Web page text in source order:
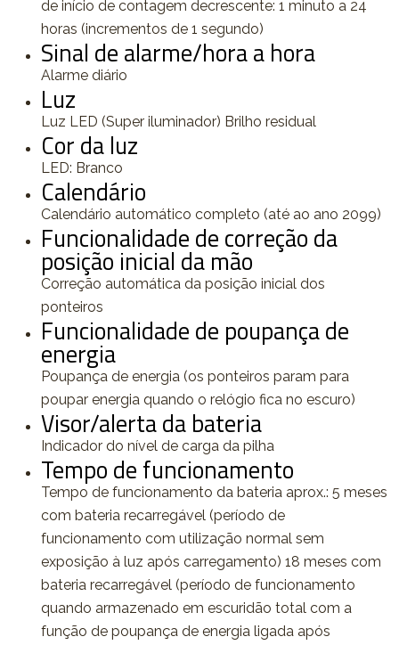
de início de contagem decrescente: 1 minuto a 24
horas (incrementos de 1 segundo)
Sinal de alarme/hora a hora
Alarme diário
Luz
Luz LED (Super iluminador) Brilho residual
Cor da luz
LED: Branco
Calendário
Calendário automático completo (até ao ano 2099)
Funcionalidade de correção da
posição inicial da mão
Correção automática da posição inicial dos
ponteiros
Funcionalidade de poupança de
energia
Poupança de energia (os ponteiros param para
poupar energia quando o relógio fica no escuro)
Visor/alerta da bateria
Indicador do nível de carga da pilha
Tempo de funcionamento
Tempo de funcionamento da bateria aprox.: 5 meses
com bateria recarregável (período de
funcionamento com utilização normal sem
exposição à luz após carregamento) 18 meses com
bateria recarregável (período de funcionamento
quando armazenado em escuridão total com a
função de poupança de energia ligada após